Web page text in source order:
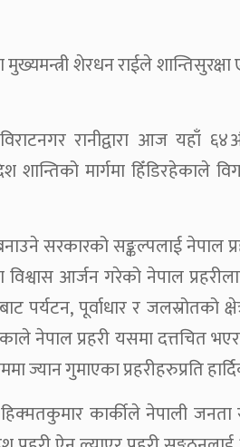
शेरधन राईले
रानीद्वारा आज यहाँ
शान्तिको मार्गमा हिँडिरहेकाले
सरकारको सङ्कल्पलाई नेपाल
आर्जन गरेको नेपाल
पर्यटन, पूर्वाधार र जलस्रोतको
नेपाल प्रहरी यसमा दत्तचित
ज्यान गुमाएका प्रहरीहरुप्रति
कार्कीले नेपाली जनता र